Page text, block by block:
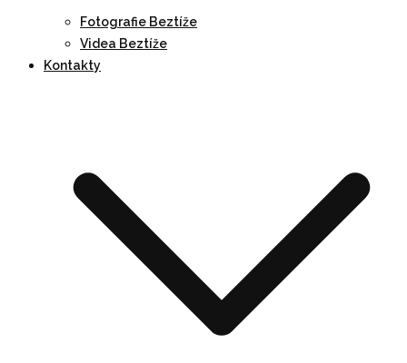
Fotografie Beztíže
Videa Beztíže
Kontakty